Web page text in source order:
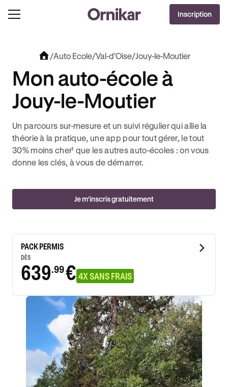
OFFRE EXCLUSIVE
OFFERTS AVEC REVOLUT + 3 MOIS DEEZER PREMIUM OFFERTS* !J'EN PROFITE !
Inscription
/Auto Ecole/Val-d'Oise/Jouy-le-Moutier
Mon auto-école à
Jouy-le-Moutier
Un parcours sur-mesure et un suivi régulier qui allie la
théorie à la pratique, une app pour tout gérer, le tout
30% moins cher¹ que les autres auto-écoles : on vous
donne les clés, à vous de démarrer.
Je m'inscris gratuitement
PACK PERMIS
DÈS
639.99€ 4X SANS FRAIS